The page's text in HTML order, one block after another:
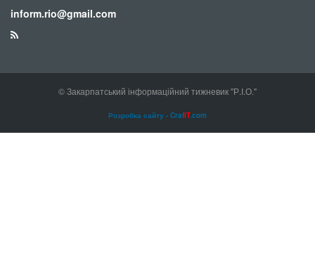
inform.rio@gmail.com
© Закарпатський інформаційний тижневик "Р.І.О."
Розробка сайту - CrafIT.com